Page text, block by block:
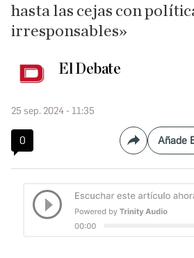
hasta las cejas con
irresponsables»
El Debate
25 sep. 2024 - 11:35
0 Compartir
Añade